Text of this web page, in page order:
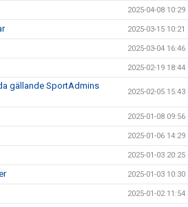
2025-04-08 10:29
2025-03-15 10:21
2025-03-04 16:46
2025-02-19 18:44
gällande SportAdmins
2025-02-05 15:43
2025-01-08 09:56
2025-01-06 14:29
2025-01-03 20:25
2025-01-03 10:30
2025-01-02 11:54